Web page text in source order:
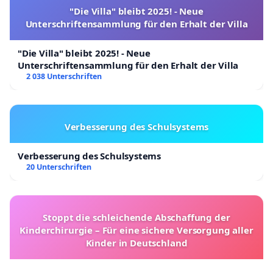
"Die Villa" bleibt 2025! - Neue
Unterschriftensammlung für den Erhalt der Villa
"Die Villa" bleibt 2025! - Neue
Unterschriftensammlung für den Erhalt der Villa
2 038 Unterschriften
Verbesserung des Schulsystems
Verbesserung des Schulsystems
20 Unterschriften
Stoppt die schleichende Abschaffung der
Kinderchirurgie – Für eine sichere Versorgung aller
Kinder in Deutschland